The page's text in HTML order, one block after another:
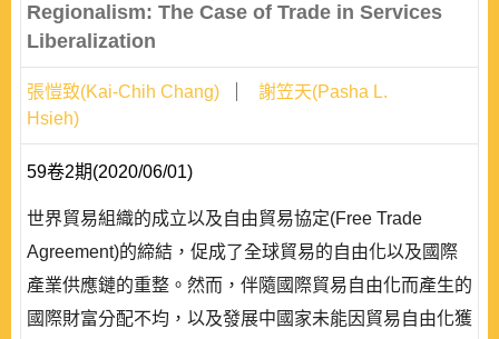
Regionalism: The Case of Trade in Services
Liberalization
張愷致(Kai-Chih Chang)
謝笠天(Pasha L.
Hsieh)
59卷2期(2020/06/01)
世界貿易組織的成立以及自由貿易協定(Free Trade
Agreement)的締結，促成了全球貿易的自由化以及國際
產業供應鏈的重整。然而，伴隨國際貿易自由化而產生的
國際財富分配不均，以及發展中國家未能因貿易自由化獲